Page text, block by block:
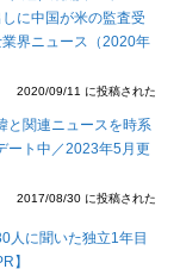
に中国が米の監査受
界ニュース（2020年
2020/09/11 に投稿された
と関連ニュースを時系
ート中／2023年5月更
2017/08/30 に投稿された
人に聞いた独立1年目
】